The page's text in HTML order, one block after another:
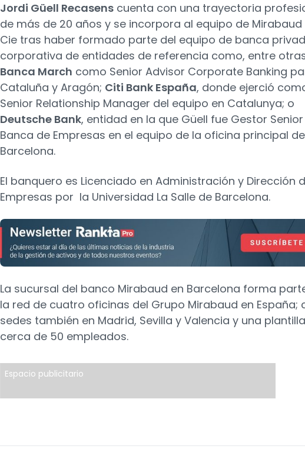
Jordi Güell Recasens cuenta con una trayectoria
de más de 20 años y se incorpora al equipo de Mirabaud
Cie tras haber formado parte del equipo de banca
corporativa de entidades de referencia como, entre
Banca March como Senior Advisor Corporate Banking
Cataluña y Aragón; Citi Bank España, donde ejerció
Senior Relationship Manager del equipo en Catalunya; o
Deutsche Bank, entidad en la que Güell fue Gestor
Banca de Empresas en el equipo de la oficina principal de
Barcelona.
El banquero es Licenciado en Administración y Dirección
Empresas por la Universidad La Salle de Barcelona.
La sucursal del banco Mirabaud en Barcelona forma
la red de cuatro oficinas del Grupo Mirabaud en España;
sedes también en Madrid, Sevilla y Valencia y una
cerca de 50 empleados.
Espacio publicitario